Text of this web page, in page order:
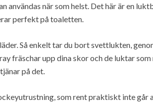
användas när som helst. Det här är en
perfekt på toaletten.
Så enkelt tar du bort svettlukten,
fräschar upp dina skor och de luktar
på det.
som rent praktiskt inte går